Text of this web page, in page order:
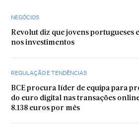
NEGÓCIOS
Revolut diz que jovens portugueses
nos investimentos
REGULAÇÃO E TENDÊNCIAS
BCE procura líder de equipa para
do euro digital nas transações
8.138 euros por mês